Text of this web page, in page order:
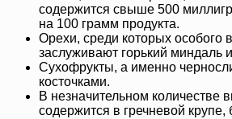
содержится свыше 500
на 100 грамм продукта.
Орехи, среди которых особого
заслуживают горький миндаль
Сухофрукты, а именно
косточками.
В незначительном количестве
содержится в гречневой